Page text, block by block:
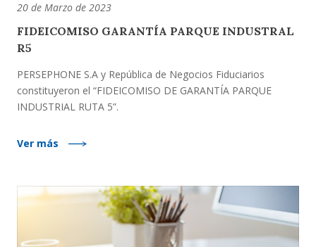
20 de Marzo de 2023
FIDEICOMISO GARANTÍA PARQUE INDUSTRAL
R5
PERSEPHONE S.A y República de Negocios Fiduciarios
constituyeron el “FIDEICOMISO DE GARANTÍA PARQUE
INDUSTRIAL RUTA 5”.
Ver más